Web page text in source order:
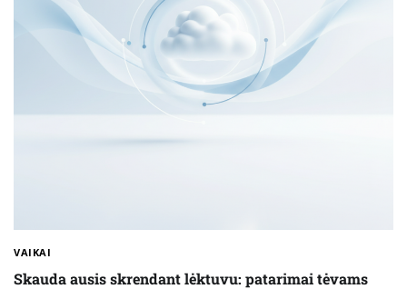
VAIKAI
Skauda ausis skrendant lėktuvu: patarimai tėvams